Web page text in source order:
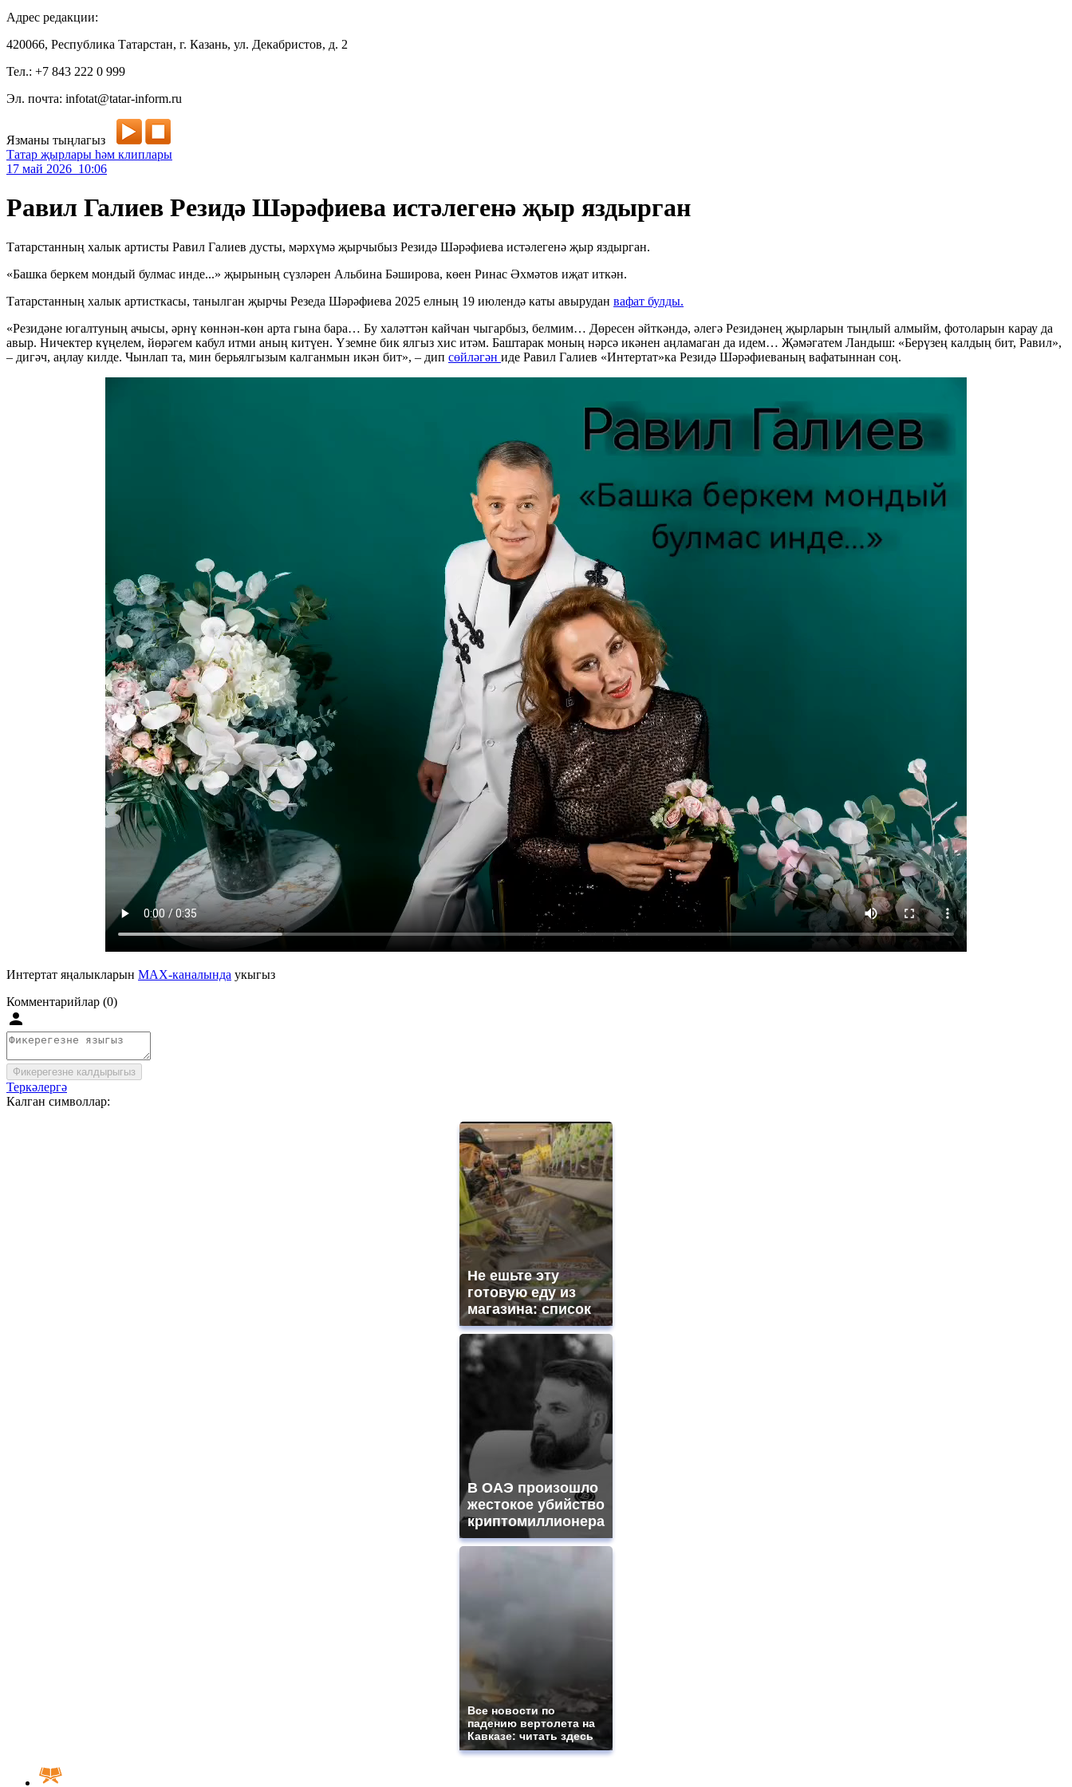
Адрес редакции:
420066, Республика Татарстан, г. Казань, ул. Декабристов, д. 2
Тел.: +7 843 222 0 999
Эл. почта: infotat@tatar-inform.ru
Язманы тыңлагыз
Татар җырлары һәм клиплары
17 май 2026 10:06
Равил Галиев Резидә Шәрәфиева истәлегенә җыр яздырган
Татарстанның халык артисты Равил Галиев дусты, мәрхүмә җырчыбыз Резидә Шәрәфиева истәлегенә җыр яздырган.
«Башка беркем мондый булмас инде...» җырының сүзләрен Альбина Бәширова, көен Ринас Әхмәтов иҗат иткән.
Татарстанның халык артисткасы, танылган җырчы Резеда Шәрәфиева 2025 елның 19 июлендә каты авырудан вафат булды.
«Резидәне югалтуның ачысы, әрнү көннән-көн арта гына бара… Бу халәттән кайчан чыгарбыз, белмим… Дөресен әйткәндә, әлегә Резидәнең җырларын тыңлый алмыйм, фотоларын карау да
авыр. Ничектер күңелем, йөрәгем кабул итми аның китүен. Үземне бик ялгыз хис итәм. Баштарак моның нәрсә икәнен аңламаган да идем… Җәмәгатем Ландыш: «Берүзең калдың бит, Равил»,
– дигәч, аңлау килде. Чынлап та, мин берьялгызым калганмын икән бит», – дип сөйләгән иде Равил Галиев «Интертат»ка Резидә Шәрәфиеваның вафатыннан соң.
Интертат яңалыкларын MAX-каналында укыгыз
Комментарийлар (0)
Фикерегезне калдырыгыз
Теркәлергә
Калган символлар:
Не ешьте эту
готовую еду из
магазина: список
В ОАЭ произошло
жестокое убийство
криптомиллионера
Все новости по
падению вертолета на
Кавказе: читать здесь